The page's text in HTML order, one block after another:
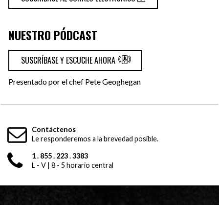
NUESTRO PÓDCAST
SUSCRÍBASE Y ESCUCHE AHORA
Presentado por el chef Pete Geoghegan
Contáctenos
Le responderemos a la brevedad posible.
1 . 855 . 223 . 3383
L - V | 8 - 5 horario central